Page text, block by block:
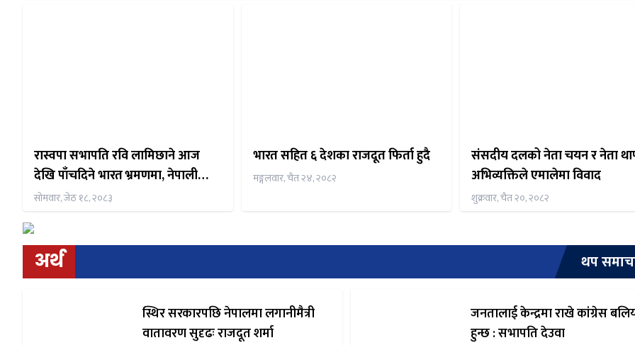
रास्वपा सभापति रवि लामिछाने आज
देखि पाँचदिने भारत भ्रमणमा, नेपाली
समुदाय संग समेत अन्तर्क्रिया गर्ने तय
सोमवार, जेठ १८, २०८३
भारत सहित ६ देशका राजदूत फिर्ता हुदै
मङ्गलवार, चैत २४, २०८२
संसदीय दलको नेता चयन र नेता
अभिव्यक्तिले एमालेमा विवाद
शुक्रवार, चैत २०, २०८२
अर्थ थप
स्थिर सरकारपछि नेपालमा लगानीमैत्री
वातावरण सुदृढः राजदूत शर्मा
जनतालाई केन्द्रमा राखे कांग्रेस
हुन्छ : सभापति देउवा